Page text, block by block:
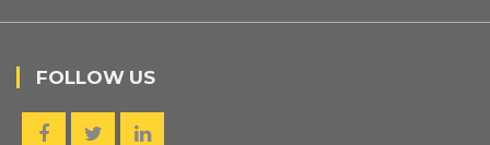
FOLLOW US